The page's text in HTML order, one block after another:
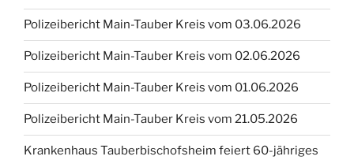
Polizeibericht Main-Tauber Kreis vom 03.06.2026
Polizeibericht Main-Tauber Kreis vom 02.06.2026
Polizeibericht Main-Tauber Kreis vom 01.06.2026
Polizeibericht Main-Tauber Kreis vom 21.05.2026
Krankenhaus Tauberbischofsheim feiert 60-jähriges